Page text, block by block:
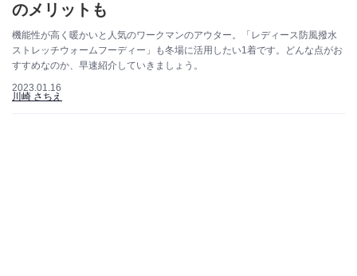
のメリットも
機能性が高く暖かいと人気のワークマンのアウター。「レディース防風撥水
ストレッチウォームフーディー」も冬場に活用したい1着です。どんな点がお
すすめなのか、早速紹介していきましょう。
2023.01.16
川崎 さちえ